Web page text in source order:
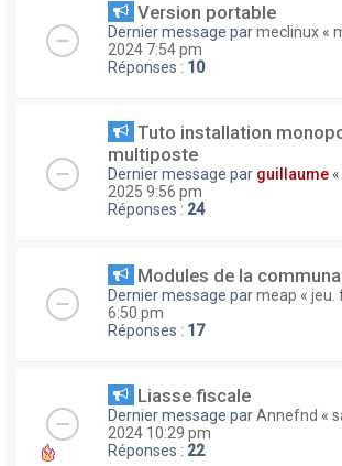
Version portable
Dernier message parmeclinux «
2024 7:54 pm
Réponses : 10
Tuto installation
multiposte
Dernier message par guillaume «
2025 9:56 pm
Réponses : 24
Modules de la
Dernier message parmeap « jeu.
6:50 pm
Réponses : 17
Liasse fiscale
Dernier message parAnnefnd «
2024 10:29 pm
Réponses : 22